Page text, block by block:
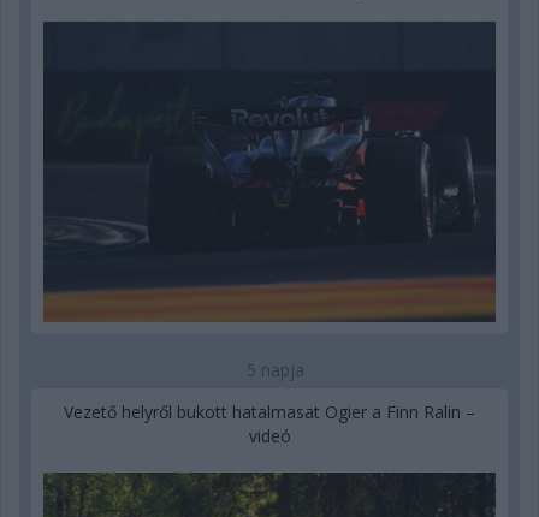
5 napja
Vezető helyről bukott hatalmasat Ogier a Finn Ralin –
videó